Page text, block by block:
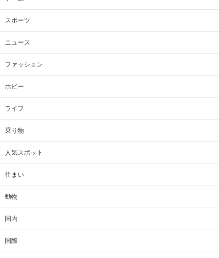
スポーツ
ニュース
ファッション
ホビー
ライフ
乗り物
人気スポット
住まい
動物
国内
国際